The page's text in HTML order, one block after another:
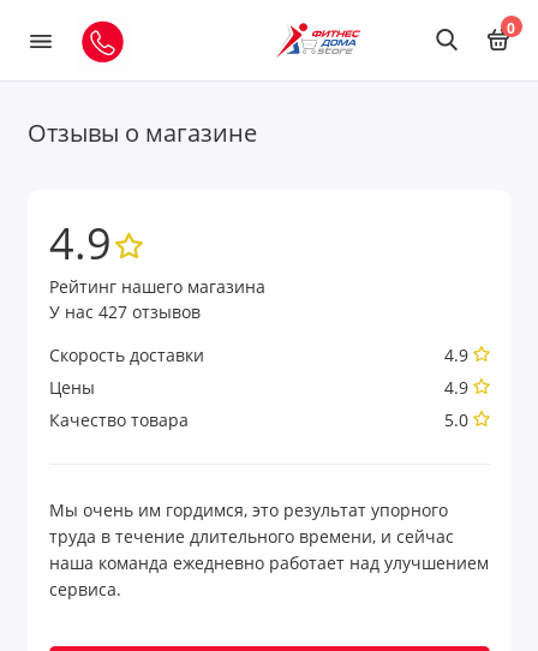
0
Отзывы о магазине
4.9
Рейтинг нашего магазина
У нас 427 отзывов
Скорость доставки
4.9
Цены
4.9
Качество товара
5.0
Мы очень им гордимся, это результат упорного
труда в течение длительного времени, и сейчас
наша команда ежедневно работает над улучшением
сервиса.